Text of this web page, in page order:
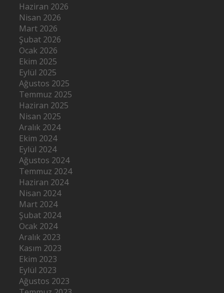
Haziran 2026
Nisan 2026
Mart 2026
Şubat 2026
Ocak 2026
Ekim 2025
Eylül 2025
Ağustos 2025
Temmuz 2025
Haziran 2025
Nisan 2025
Aralık 2024
Ekim 2024
Eylül 2024
Ağustos 2024
Temmuz 2024
Haziran 2024
Nisan 2024
Mart 2024
Şubat 2024
Ocak 2024
Aralık 2023
Kasım 2023
Ekim 2023
Eylül 2023
Ağustos 2023